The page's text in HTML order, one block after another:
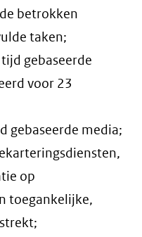
betrokken
taken;
gebaseerde
voor 23
gebaseerde media;
op
toegankelijke,